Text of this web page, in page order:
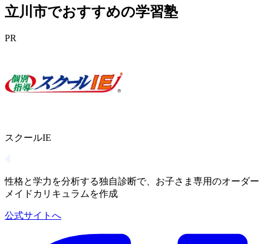
立川市でおすすめの学習塾
PR
スクールIE
性格と学力を分析する独自診断で、お子さま専用のオーダー
メイドカリキュラムを作成
公式サイトへ